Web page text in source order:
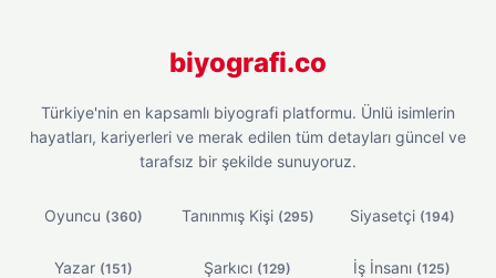
biyografi.co
Türkiye'nin en kapsamlı biyografi platformu. Ünlü isimlerin
hayatları, kariyerleri ve merak edilen tüm detayları güncel ve
tarafsız bir şekilde sunuyoruz.
Oyuncu (360) Tanınmış Kişi (295) Siyasetçi (194)
Yazar (151) Şarkıcı (129) İş İnsanı (125)